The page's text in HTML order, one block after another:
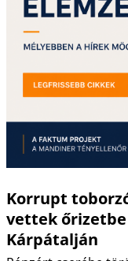
Korrupt
vettek őrizetbe
Kárpátalján